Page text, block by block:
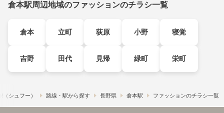
倉本駅周辺地域のファッションのチラシ一覧
倉本 立町 荻原 小野 寝覚
吉野 田代 見帰 緑町 栄町
シュフー） 路線・駅から探す 長野県 倉本駅 ファッションのチラシ一覧